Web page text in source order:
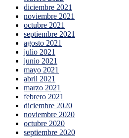
diciembre 2021
noviembre 2021
octubre 2021
septiembre 2021
agosto 2021
julio 2021
junio 2021
mayo 2021
abril 2021
marzo 2021
febrero 2021
diciembre 2020
noviembre 2020
octubre 2020
septiembre 2020